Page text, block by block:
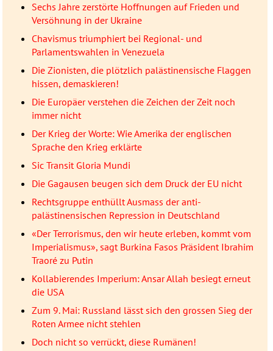
Sechs Jahre zerstörte Hoffnungen auf Frieden und
Versöhnung in der Ukraine
Chavismus triumphiert bei Regional- und
Parlamentswahlen in Venezuela
Die Zionisten, die plötzlich palästinensische Flaggen
hissen, demaskieren!
Die Europäer verstehen die Zeichen der Zeit noch
immer nicht
Der Krieg der Worte: Wie Amerika der englischen
Sprache den Krieg erklärte
Sic Transit Gloria Mundi
Die Gagausen beugen sich dem Druck der EU nicht
Rechtsgruppe enthüllt Ausmass der anti-
palästinensischen Repression in Deutschland
«Der Terrorismus, den wir heute erleben, kommt vom
Imperialismus», sagt Burkina Fasos Präsident Ibrahim
Traoré zu Putin
Kollabierendes Imperium: Ansar Allah besiegt erneut
die USA
Zum 9. Mai: Russland lässt sich den grossen Sieg der
Roten Armee nicht stehlen
Doch nicht so verrückt, diese Rumänen!